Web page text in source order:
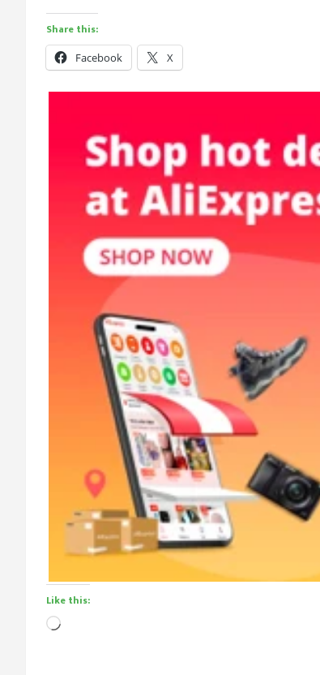
Share this:
Facebook X
Like this:
Loading…